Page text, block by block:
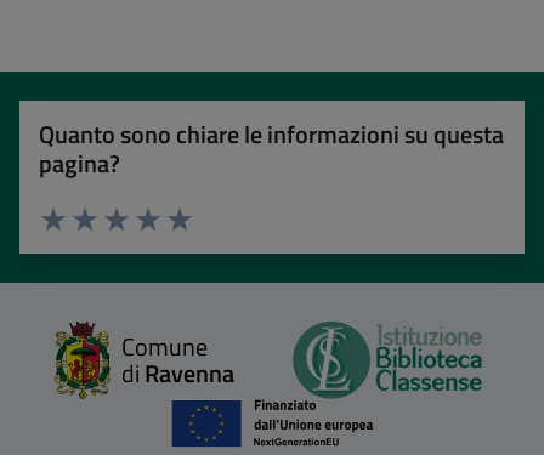
Quanto sono chiare le informazioni su questa
pagina?
Valuta 5 stelle su 5
Valuta 4 stelle su 5
Valuta 3 stelle su 5
Valuta 2 stelle su 5
Valuta 1 stelle su 5
Comune
diRavenna